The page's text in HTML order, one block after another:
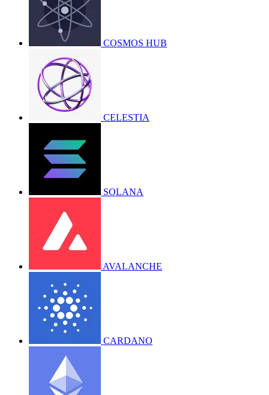
COSMOS HUB
CELESTIA
SOLANA
AVALANCHE
CARDANO